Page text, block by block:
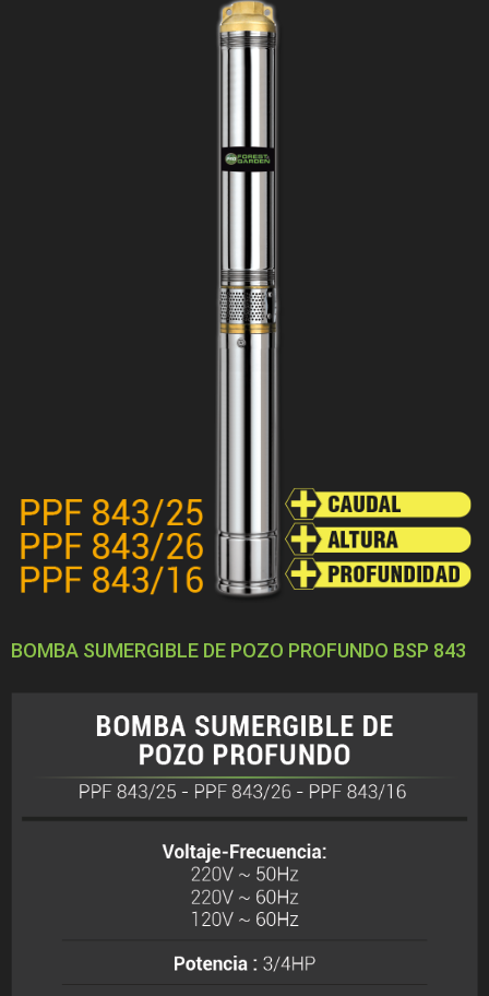
BOMBA SUMERGIBLE DE POZO PROFUNDO BSP 843